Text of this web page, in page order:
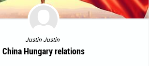
Justin Justin
China Hungary relations